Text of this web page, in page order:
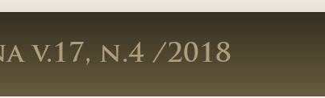
v.17, n.4 /2018